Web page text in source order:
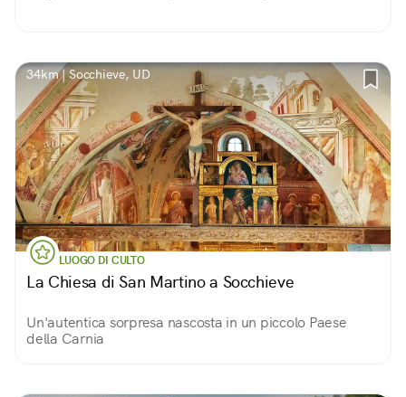
34km | Socchieve, UD
LUOGO DI CULTO
La Chiesa di San Martino a Socchieve
Un'autentica sorpresa nascosta in un piccolo Paese
della Carnia